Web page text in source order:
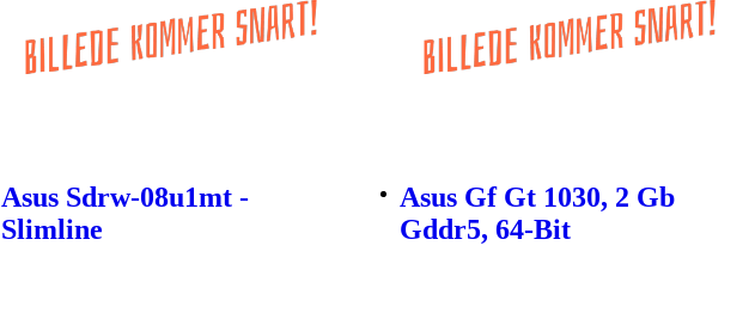
Asus Sdrw-08u1mt -
Slimline
Asus Gf Gt 1030, 2 Gb
Gddr5, 64-Bit